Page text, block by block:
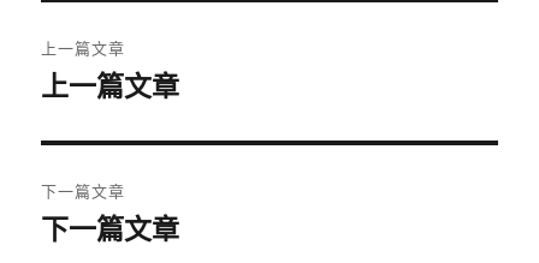
章
覽
上一篇文章
上
篇
文
章:
上一篇文章
下一篇文章
下
下一篇文章